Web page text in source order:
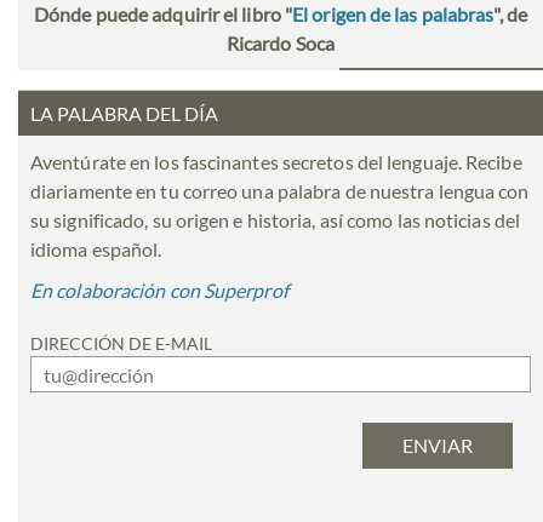
Dónde puede adquirir el libro "El origen de las palabras", de
Ricardo Soca
LA PALABRA DEL DÍA
Aventúrate en los fascinantes secretos del lenguaje. Recibe
diariamente en tu correo una palabra de nuestra lengua con
su significado, su origen e historia, así como las noticias del
idioma español.
En colaboración con Superprof
DIRECCIÓN DE E-MAIL